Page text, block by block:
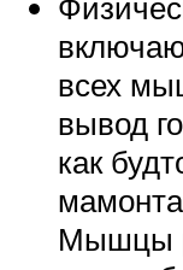
всех
вывод
как
Мышцы